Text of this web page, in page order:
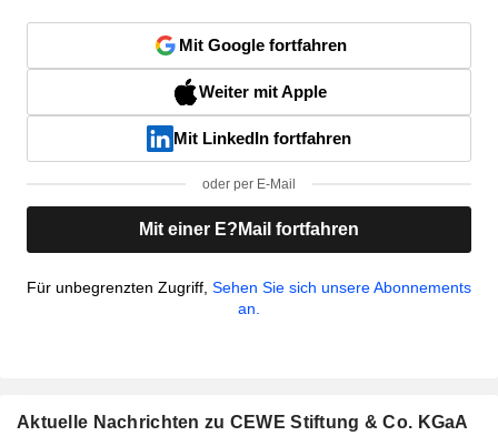
Mit Google fortfahren
Weiter mit Apple
Mit LinkedIn fortfahren
oder per E-Mail
Mit einer E?Mail fortfahren
Für unbegrenzten Zugriff, Sehen Sie sich unsere Abonnements
an.
Aktuelle Nachrichten zu CEWE Stiftung & Co. KGaA